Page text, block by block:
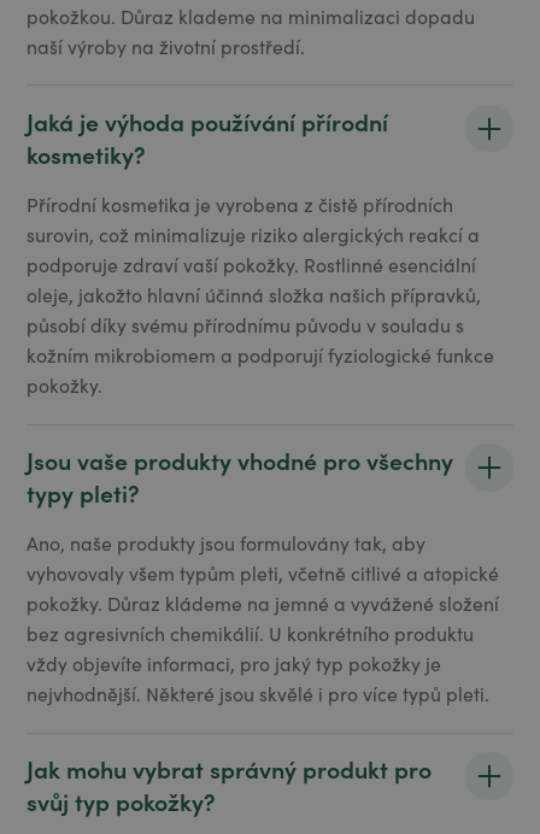
pokožkou. Důraz klademe na minimalizaci dopadu
naší výroby na životní prostředí.
Jaká je výhoda používání přírodní
kosmetiky?
Přírodní kosmetika je vyrobena z čistě přírodních
surovin, což minimalizuje riziko alergických reakcí a
podporuje zdraví vaší pokožky. Rostlinné esenciální
oleje, jakožto hlavní účinná složka našich přípravků,
působí díky svému přírodnímu původu v souladu s
kožním mikrobiomem a podporují fyziologické funkce
pokožky.
Jsou vaše produkty vhodné pro všechny
typy pleti?
Ano, naše produkty jsou formulovány tak, aby
vyhovovaly všem typům pleti, včetně citlivé a atopické
pokožky. Důraz kládeme na jemné a vyvážené složení
bez agresivních chemikálií. U konkrétního produktu
vždy objevíte informaci, pro jaký typ pokožky je
nejvhodnější. Některé jsou skvělé i pro více typů pleti.
Jak mohu vybrat správný produkt pro
svůj typ pokožky?